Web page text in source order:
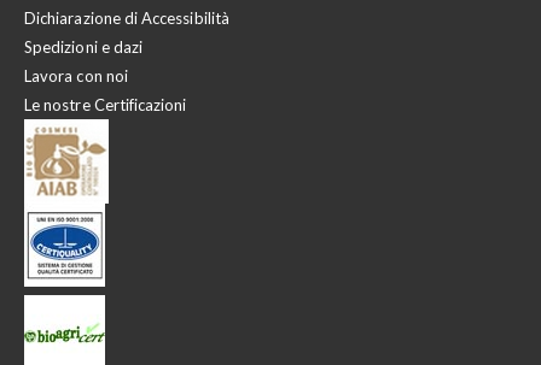
Dichiarazione di Accessibilità
Spedizioni e dazi
Lavora con noi
Le nostre Certificazioni